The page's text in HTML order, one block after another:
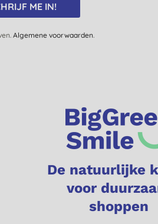
ME IN!
Algemene voorwaarden.
De natuurlijke
voor
shoppen